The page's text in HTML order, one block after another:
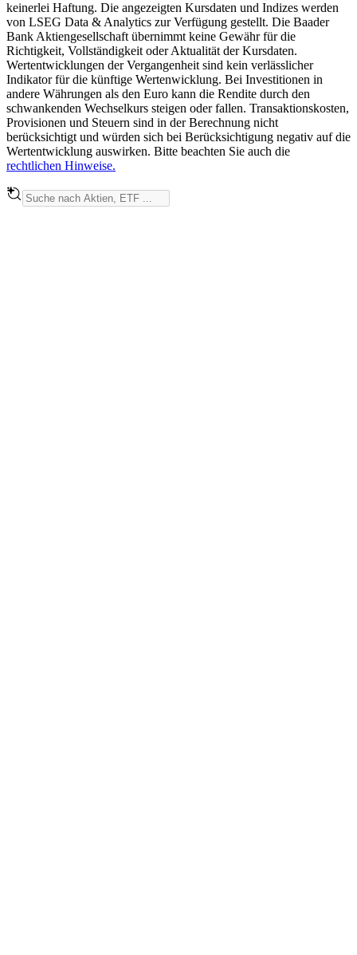
keinerlei Haftung. Die angezeigten Kursdaten und Indizes werden
von LSEG Data & Analytics zur Verfügung gestellt. Die Baader
Bank Aktiengesellschaft übernimmt keine Gewähr für die
Richtigkeit, Vollständigkeit oder Aktualität der Kursdaten.
Wertentwicklungen der Vergangenheit sind kein verlässlicher
Indikator für die künftige Wertenwicklung. Bei Investitionen in
andere Währungen als den Euro kann die Rendite durch den
schwankenden Wechselkurs steigen oder fallen. Transaktionskosten,
Provisionen und Steuern sind in der Berechnung nicht
berücksichtigt und würden sich bei Berücksichtigung negativ auf die
Wertentwicklung auswirken. Bitte beachten Sie auch die
rechtlichen Hinweise.